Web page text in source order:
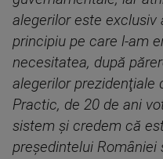
alegerilor este exclusiv
principiu pe care l-am
necesitatea, după
alegerilor prezidenţiale
Practic, de 20 de ani
sistem şi credem că
preşedintelui